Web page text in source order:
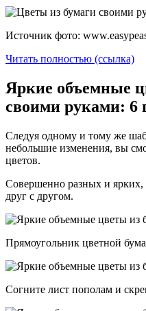
Источник фото:
Читать полностью (ссылка)
Яркие объемные
своими руками:
Следуя одному и тому же
небольшие изменения, вы
цветов.
Совершенно разных и
друг с другом.
Прямоугольник цветной
Согните лист пополам и